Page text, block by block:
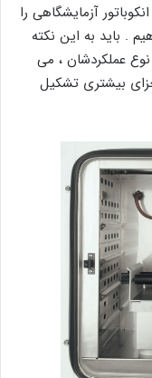
آزمایشگاهی را
. باید به این نکته
عملکردشان ، می
بیشتری تشکیل